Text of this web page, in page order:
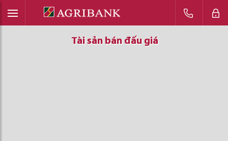
Tài sản bán đấu giá
Tài sản bán đấu giá
Tài sản bán đấu giá